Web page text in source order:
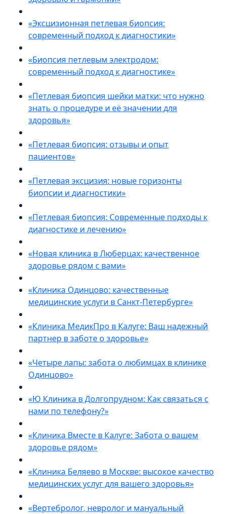
«Эксцизионная петлевая биопсия:
современный подход к диагностики»
«Биопсия петлевым электродом:
современный подход к диагностике»
«Петлевая биопсия шейки матки: что нужно
знать о процедуре и её значении для
здоровья»
«Петлевая биопсия: отзывы и опыт
пациентов»
«Петлевая эксцизия: новые горизонты
биопсии и диагностики»
«Петлевая биопсия: Современные подходы к
диагностике и лечению»
«Новая клиника в Люберцах: качественное
здоровье рядом с вами»
«Клиника Одинцово: качественные
медицинские услуги в Санкт-Петербурге»
«Клиника МедикПро в Калуге: Ваш надежный
партнер в заботе о здоровье»
«Четыре лапы: забота о любимцах в клинике
Одинцово»
«Ю Клиника в Долгопрудном: Как связаться с
нами по телефону?»
«Клиника Вместе в Калуге: Забота о вашем
здоровье рядом»
«Клиника Беляево в Москве: высокое качество
медицинских услуг для вашего здоровья»
«Вертебролог, невролог и мануальный